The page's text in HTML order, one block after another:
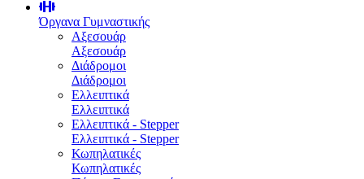
Όργανα Γυμναστικής
Αξεσουάρ
Αξεσουάρ
Διάδρομοι
Διάδρομοι
Ελλειπτικά
Ελλειπτικά
Ελλειπτικά - Stepper
Ελλειπτικά - Stepper
Κωπηλατικές
Κωπηλατικές